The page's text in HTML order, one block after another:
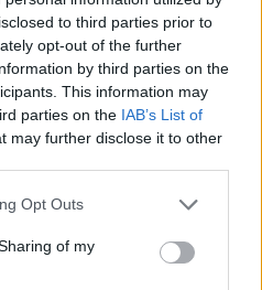
to third parties prior to
opt-out of the further
by third parties on the
This information may
parties on the IAB’s List of
may further disclose it to other
Opt Outs
of my
οφείλεται σε έλλειψη
ενός lockdown ή
μπορεί να
Ένας γιατρός
πληροφορίες
καιρό από την
πιο επίμονο
θα μπορούσε να